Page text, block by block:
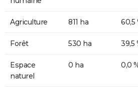
Agriculture 811 ha 60,5
Forêt 530 ha 39,5
Espace
naturel
0 ha 0,0